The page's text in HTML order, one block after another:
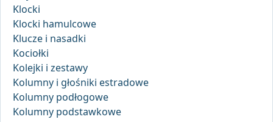
Klocki
Klocki hamulcowe
Klucze i nasadki
Kociołki
Kolejki i zestawy
Kolumny i głośniki estradowe
Kolumny podłogowe
Kolumny podstawkowe